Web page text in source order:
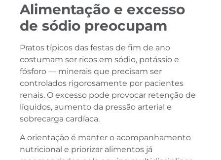
Alimentação e excesso
de sódio preocupam
Pratos típicos das festas de fim de ano
costumam ser ricos em sódio, potássio e
fósforo — minerais que precisam ser
controlados rigorosamente por pacientes
renais. O excesso pode provocar retenção de
líquidos, aumento da pressão arterial e
sobrecarga cardíaca.
A orientação é manter o acompanhamento
nutricional e priorizar alimentos já